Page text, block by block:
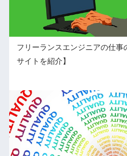
フリーランスエンジニアの仕事
サイトを紹介】